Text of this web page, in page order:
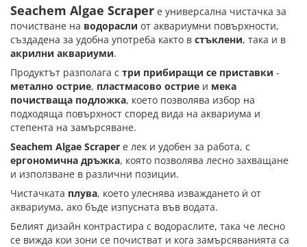
Seachem Algae Scraper е универсална чистачка за
почистване на водорасли от аквариумни повърхности,
създадена за удобна употреба както в стъклени, така и в
акрилни аквариуми.
Продуктът разполага с три прибиращи се приставки -
метално острие, пластмасово острие и мека
почистваща подложка, което позволява избор на
подходяща повърхност според вида на аквариума и
степента на замърсяване.
Seachem Algae Scraper е лек и удобен за работа, с
ергономична дръжка, която позволява лесно захващане
и използване в различни позиции.
Чистачката плува, което улеснява изваждането ѝ от
аквариума, ако бъде изпусната във водата.
Белият дизайн контрастира с водораслите, така че лесно
се вижда кои зони се почистват и кога замърсяванията са